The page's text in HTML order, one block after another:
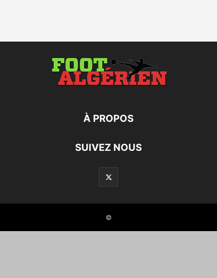
À PROPOS
SUIVEZ NOUS
©